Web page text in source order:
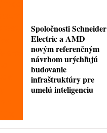
Spoločnosti Schneider
Electric a AMD
novým referenčným
návrhom urýchľujú
budovanie
infraštruktúry pre
umelú inteligenciu